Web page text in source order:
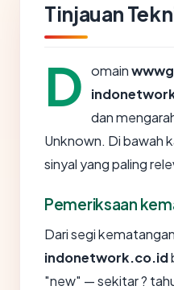
Tinjauan
D omain
dan
Unknown. Di bawah
sinyal yang paling
Pemeriksaan
Dari segi
indonetwork.co.id
"new" — sekitar ?